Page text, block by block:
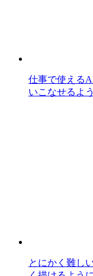
仕事で使える
いこなせるよ
とにかく難し